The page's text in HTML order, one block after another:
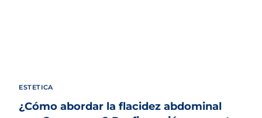
ESTETICA
¿Cómo abordar la flacidez abdominal